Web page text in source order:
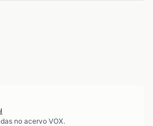
no acervo VOX.